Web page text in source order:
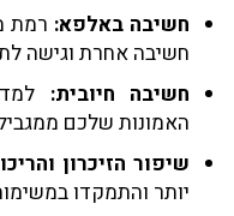
חשיבה באלפא: רמת
חשיבה אחרת וגישה
חשיבה חיובית:
האמונות שלכם
שיפור הזיכרון
יותר והתמקדו